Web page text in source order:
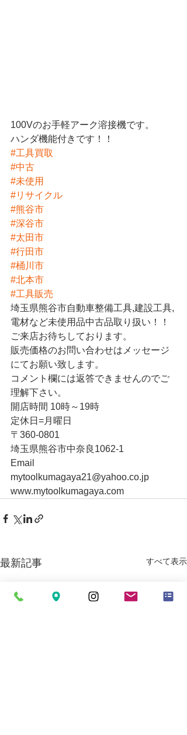
100Vのお手軽アーク溶接機です。
ハンダ機能付きです！！
#工具買取
#中古
#未使用
#リサイクル
#熊谷市
#深谷市
#太田市
#行田市
#桶川市
#北本市
#工具販売
埼玉県熊谷市自動車整備工具,建設工具,
電材など未使用品中古品取り扱い！！
ご来店お待ちしております。
販売価格のお問い合わせはメッセージ
にてお願い致します。
コメント欄には返答できませんのでご
理解下さい。
開店時間 10時～19時
定休日=月曜日
〒360-0801
埼玉県熊谷市中奈良1062-1
Email
mytoolkumagaya21@yahoo.co.jp
www.mytoolkumagaya.com
最新記事 すべて表示